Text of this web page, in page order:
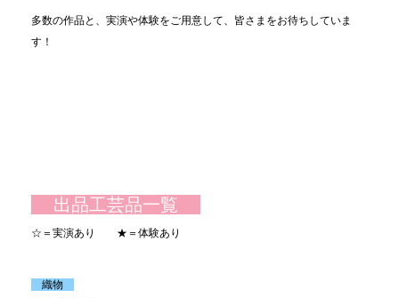
多数の作品と、実演や体験をご用意して、皆さまをお待ちしていま
す！
出品工芸品一覧
☆＝実演あり ★＝体験あり
織物